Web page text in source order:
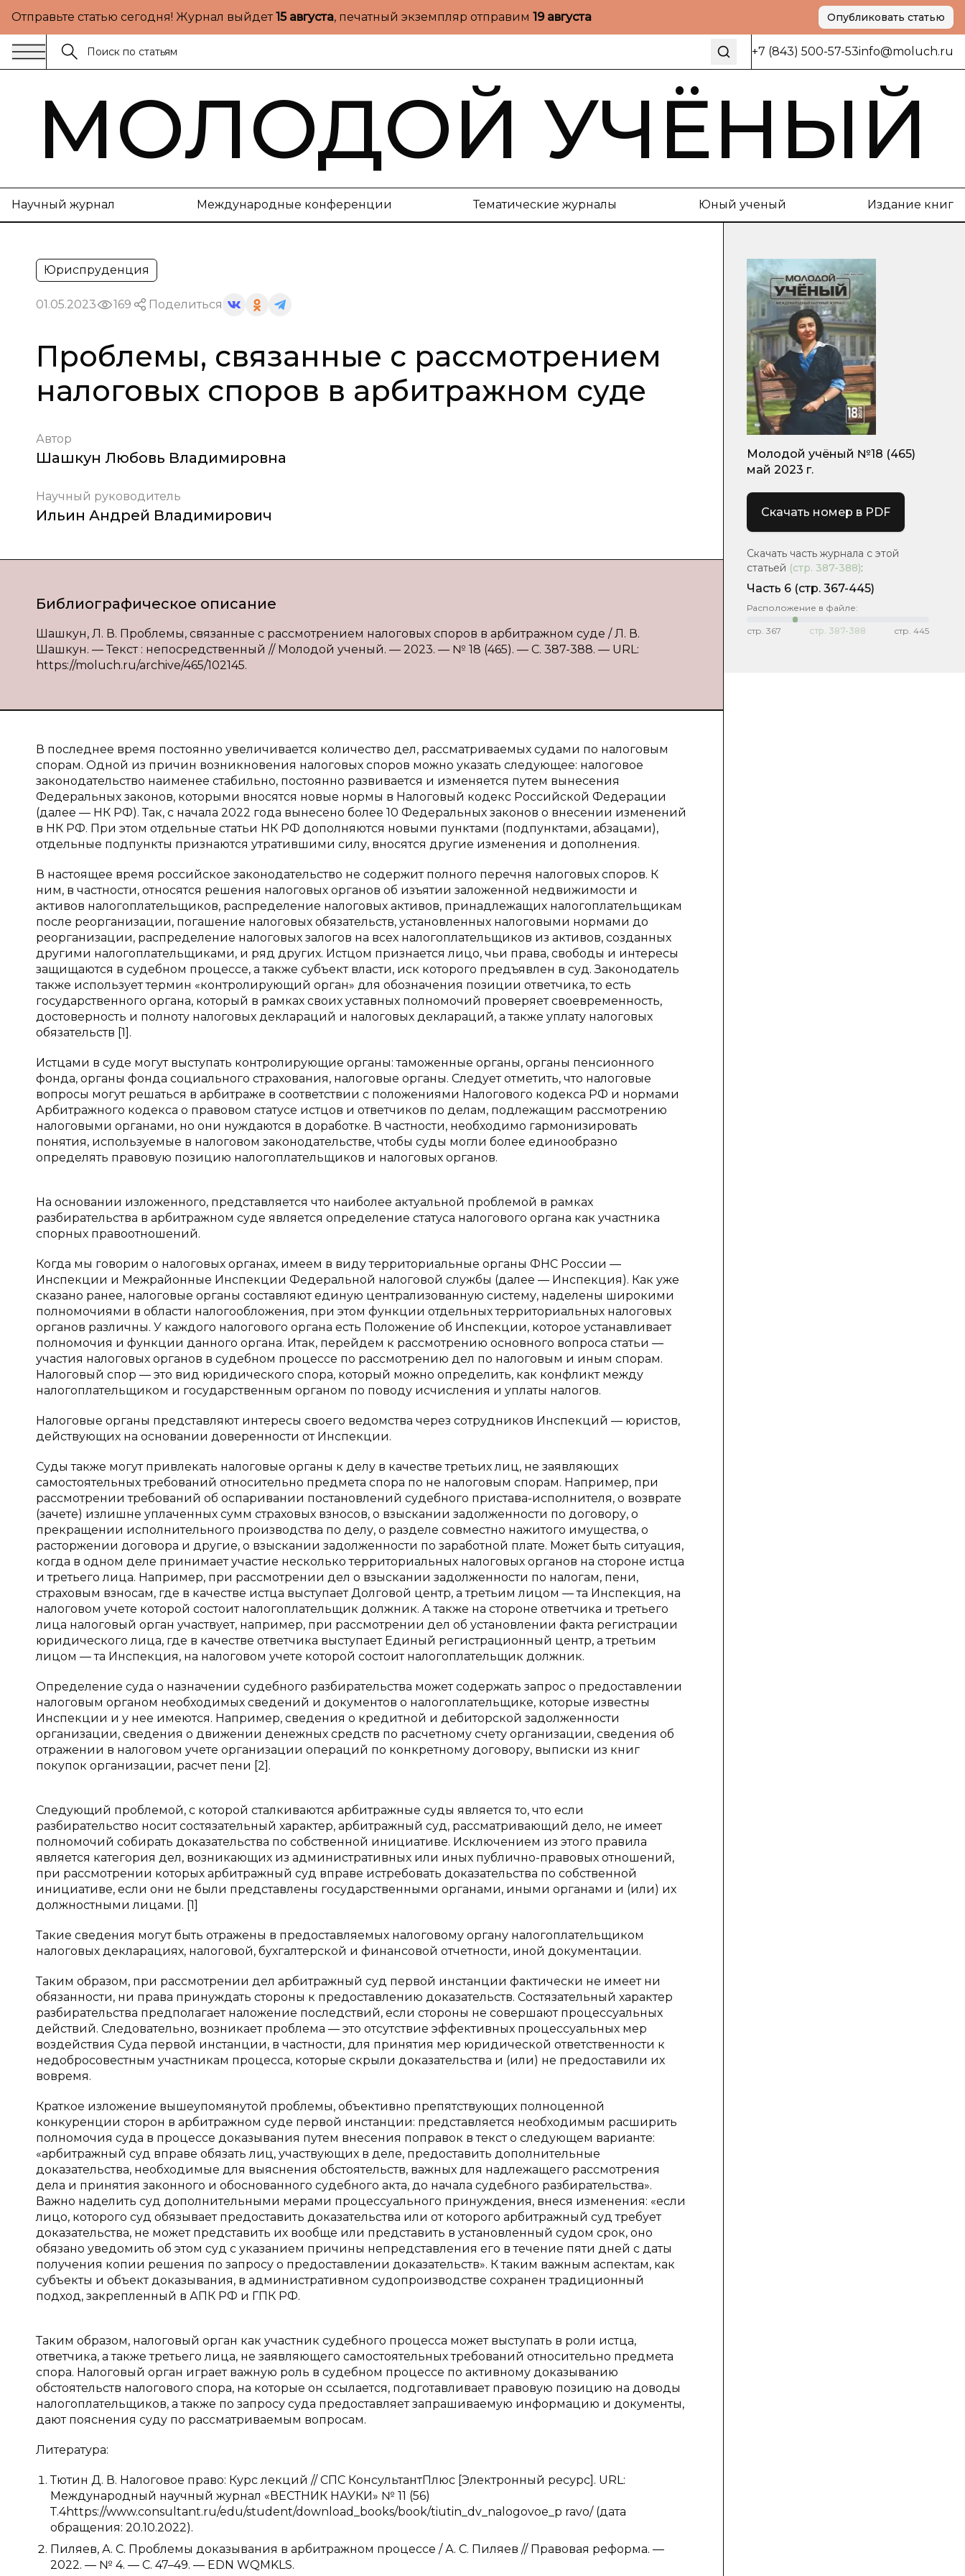
Отправьте статью сегодня! Журнал выйдет15 августа, печатный экземпляр отправим 19 августа Опубликовать статью
+7 (843) 500-57-53info@moluch.ru
МОЛОДОЙ УЧЁНЫЙ
Научный журнал Международные конференции Тематические журналы Юный ученый Издание книг
Юриспруденция
01.05.2023 169 Поделиться
Проблемы, связанные с рассмотрением
налоговых споров в арбитражном суде
Автор
Шашкун Любовь Владимировна
Научный руководитель
Ильин Андрей Владимирович
Библиографическое описание
Шашкун, Л. В. Проблемы, связанные с рассмотрением налоговых споров в арбитражном суде / Л. В.
Шашкун. — Текст : непосредственный // Молодой ученый. — 2023. — № 18 (465). — С. 387-388. — URL:
https://moluch.ru/archive/465/102145.
В последнее время постоянно увеличивается количество дел, рассматриваемых судами по налоговым
спорам. Одной из причин возникновения налоговых споров можно указать следующее: налоговое
законодательство наименее стабильно, постоянно развивается и изменяется путем вынесения
Федеральных законов, которыми вносятся новые нормы в Налоговый кодекс Российской Федерации
(далее — НК РФ). Так, с начала 2022 года вынесено более 10 Федеральных законов о внесении изменений
в НК РФ. При этом отдельные статьи НК РФ дополняются новыми пунктами (подпунктами, абзацами),
отдельные подпункты признаются утратившими силу, вносятся другие изменения и дополнения.
В настоящее время российское законодательство не содержит полного перечня налоговых споров. К
ним, в частности, относятся решения налоговых органов об изъятии заложенной недвижимости и
активов налогоплательщиков, распределение налоговых активов, принадлежащих налогоплательщикам
после реорганизации, погашение налоговых обязательств, установленных налоговыми нормами до
реорганизации, распределение налоговых залогов на всех налогоплательщиков из активов, созданных
другими налогоплательщиками, и ряд других. Истцом признается лицо, чьи права, свободы и интересы
защищаются в судебном процессе, а также субъект власти, иск которого предъявлен в суд. Законодатель
также использует термин «контролирующий орган» для обозначения позиции ответчика, то есть
государственного органа, который в рамках своих уставных полномочий проверяет своевременность,
достоверность и полноту налоговых деклараций и налоговых деклараций, а также уплату налоговых
обязательств [1].
Истцами в суде могут выступать контролирующие органы: таможенные органы, органы пенсионного
фонда, органы фонда социального страхования, налоговые органы. Следует отметить, что налоговые
вопросы могут решаться в арбитраже в соответствии с положениями Налогового кодекса РФ и нормами
Арбитражного кодекса о правовом статусе истцов и ответчиков по делам, подлежащим рассмотрению
налоговыми органами, но они нуждаются в доработке. В частности, необходимо гармонизировать
понятия, используемые в налоговом законодательстве, чтобы суды могли более единообразно
определять правовую позицию налогоплательщиков и налоговых органов.
На основании изложенного, представляется что наиболее актуальной проблемой в рамках
разбирательства в арбитражном суде является определение статуса налогового органа как участника
спорных правоотношений.
Когда мы говорим о налоговых органах, имеем в виду территориальные органы ФНС России —
Инспекции и Межрайонные Инспекции Федеральной налоговой службы (далее — Инспекция). Как уже
сказано ранее, налоговые органы составляют единую централизованную систему, наделены широкими
полномочиями в области налогообложения, при этом функции отдельных территориальных налоговых
органов различны. У каждого налогового органа есть Положение об Инспекции, которое устанавливает
полномочия и функции данного органа. Итак, перейдем к рассмотрению основного вопроса статьи —
участия налоговых органов в судебном процессе по рассмотрению дел по налоговым и иным спорам.
Налоговый спор — это вид юридического спора, который можно определить, как конфликт между
налогоплательщиком и государственным органом по поводу исчисления и уплаты налогов.
Налоговые органы представляют интересы своего ведомства через сотрудников Инспекций — юристов,
действующих на основании доверенности от Инспекции.
Суды также могут привлекать налоговые органы к делу в качестве третьих лиц, не заявляющих
самостоятельных требований относительно предмета спора по не налоговым спорам. Например, при
рассмотрении требований об оспаривании постановлений судебного пристава-исполнителя, о возврате
(зачете) излишне уплаченных сумм страховых взносов, о взыскании задолженности по договору, о
прекращении исполнительного производства по делу, о разделе совместно нажитого имущества, о
расторжении договора и другие, о взыскании задолженности по заработной плате. Может быть ситуация,
когда в одном деле принимает участие несколько территориальных налоговых органов на стороне истца
и третьего лица. Например, при рассмотрении дел о взыскании задолженности по налогам, пени,
страховым взносам, где в качестве истца выступает Долговой центр, а третьим лицом — та Инспекция, на
налоговом учете которой состоит налогоплательщик должник. А также на стороне ответчика и третьего
лица налоговый орган участвует, например, при рассмотрении дел об установлении факта регистрации
юридического лица, где в качестве ответчика выступает Единый регистрационный центр, а третьим
лицом — та Инспекция, на налоговом учете которой состоит налогоплательщик должник.
Определение суда о назначении судебного разбирательства может содержать запрос о предоставлении
налоговым органом необходимых сведений и документов о налогоплательщике, которые известны
Инспекции и у нее имеются. Например, сведения о кредитной и дебиторской задолженности
организации, сведения о движении денежных средств по расчетному счету организации, сведения об
отражении в налоговом учете организации операций по конкретному договору, выписки из книг
покупок организации, расчет пени [2].
Следующий проблемой, с которой сталкиваются арбитражные суды является то, что если
разбирательство носит состязательный характер, арбитражный суд, рассматривающий дело, не имеет
полномочий собирать доказательства по собственной инициативе. Исключением из этого правила
является категория дел, возникающих из административных или иных публично-правовых отношений,
при рассмотрении которых арбитражный суд вправе истребовать доказательства по собственной
инициативе, если они не были представлены государственными органами, иными органами и (или) их
должностными лицами. [1]
Такие сведения могут быть отражены в предоставляемых налоговому органу налогоплательщиком
налоговых декларациях, налоговой, бухгалтерской и финансовой отчетности, иной документации.
Таким образом, при рассмотрении дел арбитражный суд первой инстанции фактически не имеет ни
обязанности, ни права принуждать стороны к предоставлению доказательств. Состязательный характер
разбирательства предполагает наложение последствий, если стороны не совершают процессуальных
действий. Следовательно, возникает проблема — это отсутствие эффективных процессуальных мер
воздействия Суда первой инстанции, в частности, для принятия мер юридической ответственности к
недобросовестным участникам процесса, которые скрыли доказательства и (или) не предоставили их
вовремя.
Краткое изложение вышеупомянутой проблемы, объективно препятствующих полноценной
конкуренции сторон в арбитражном суде первой инстанции: представляется необходимым расширить
полномочия суда в процессе доказывания путем внесения поправок в текст о следующем варианте:
«арбитражный суд вправе обязать лиц, участвующих в деле, предоставить дополнительные
доказательства, необходимые для выяснения обстоятельств, важных для надлежащего рассмотрения
дела и принятия законного и обоснованного судебного акта, до начала судебного разбирательства».
Важно наделить суд дополнительными мерами процессуального принуждения, внеся изменения: «если
лицо, которого суд обязывает предоставить доказательства или от которого арбитражный суд требует
доказательства, не может представить их вообще или представить в установленный судом срок, оно
обязано уведомить об этом суд с указанием причины непредставления его в течение пяти дней с даты
получения копии решения по запросу о предоставлении доказательств». К таким важным аспектам, как
субъекты и объект доказывания, в административном судопроизводстве сохранен традиционный
подход, закрепленный в АПК РФ и ГПК РФ.
Таким образом, налоговый орган как участник судебного процесса может выступать в роли истца,
ответчика, а также третьего лица, не заявляющего самостоятельных требований относительно предмета
спора. Налоговый орган играет важную роль в судебном процессе по активному доказыванию
обстоятельств налогового спора, на которые он ссылается, подготавливает правовую позицию на доводы
налогоплательщиков, а также по запросу суда предоставляет запрашиваемую информацию и документы,
дают пояснения суду по рассматриваемым вопросам.
Литература:
Тютин Д. В. Налоговое право: Курс лекций // СПС КонсультантПлюс [Электронный ресурс]. URL:
Международный научный журнал «ВЕСТНИК НАУКИ» № 11 (56)
Т.4https://www.consultant.ru/edu/student/download_books/book/tiutin_dv_nalogovoe_p ravo/ (дата
обращения: 20.10.2022).
Пиляев, А. С. Проблемы доказывания в арбитражном процессе / А. С. Пиляев // Правовая реформа. —
2022. — № 4. — С. 47–49. — EDN WQMKLS.
Молодой учёный №18 (465)
май 2023 г.
Скачать номер в PDF
Скачать часть журнала с этой
статьей (стр. 387-388):
Часть 6 (стр. 367-445)
Расположение в файле:
стр. 367 стр. 387-388 стр. 445